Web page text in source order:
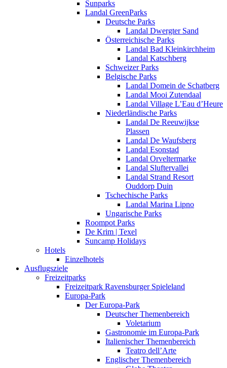
Sunparks
Landal GreenParks
Deutsche Parks
Landal Dwergter Sand
Österreichische Parks
Landal Bad Kleinkirchheim
Landal Katschberg
Schweizer Parks
Belgische Parks
Landal Domein de Schatberg
Landal Mooi Zutendaal
Landal Village L’Eau d’Heure
Niederländische Parks
Landal De Reeuwijkse
Plassen
Landal De Waufsberg
Landal Esonstad
Landal Orveltermarke
Landal Sluftervallei
Landal Strand Resort
Ouddorp Duin
Tschechische Parks
Landal Marina Lipno
Ungarische Parks
Roompot Parks
De Krim | Texel
Suncamp Holidays
Hotels
Einzelhotels
Ausflugsziele
Freizeitparks
Freizeitpark Ravensburger Spieleland
Europa-Park
Der Europa-Park
Deutscher Themenbereich
Voletarium
Gastronomie im Europa-Park
Italienischer Themenbereich
Teatro dell’Arte
Englischer Themenbereich